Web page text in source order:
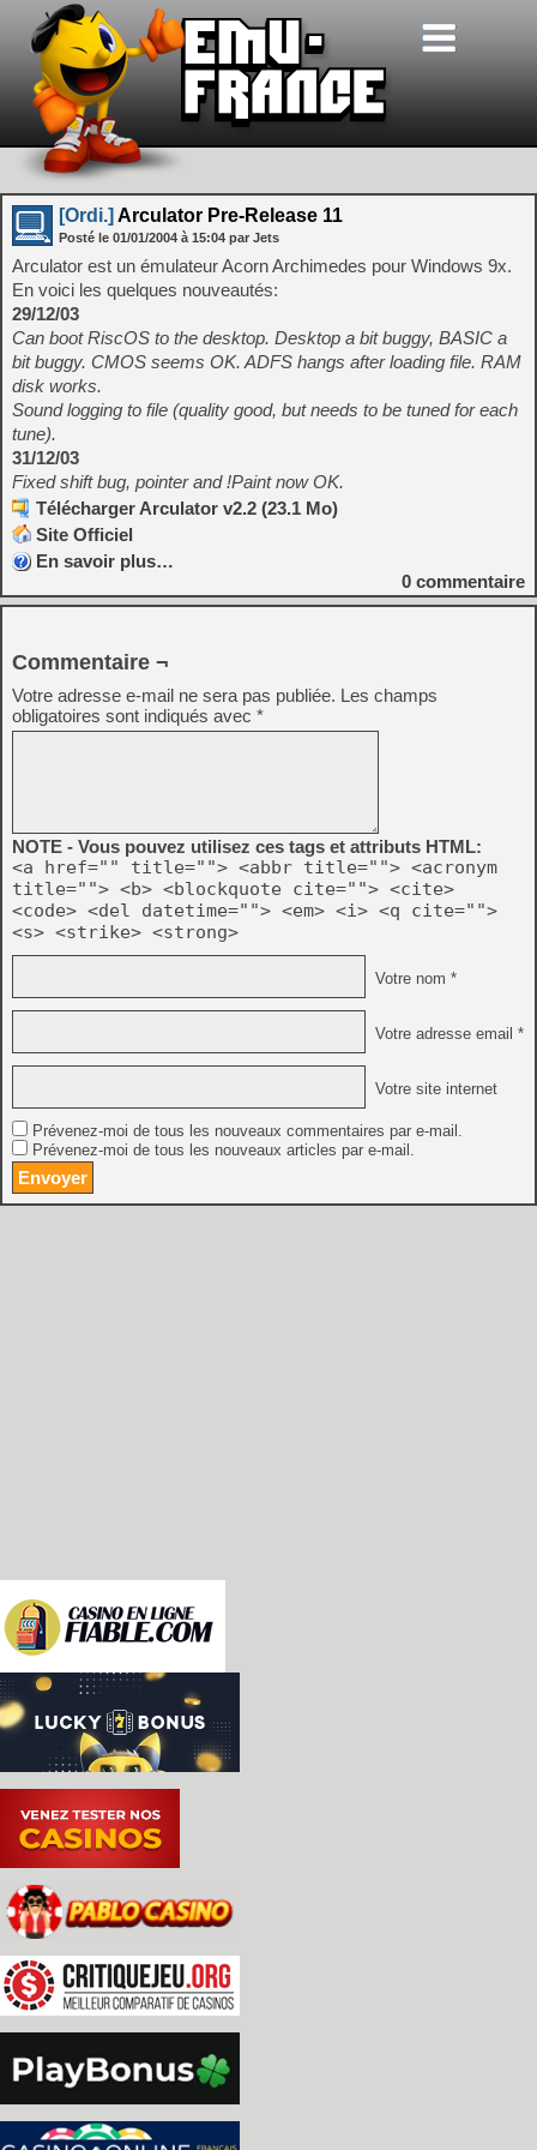
[Ordi.] Arculator Pre-Release 11
Posté le 01/01/2004 à 15:04 par Jets
Arculator est un émulateur Acorn Archimedes pour Windows 9x.
En voici les quelques nouveautés:
29/12/03
Can boot RiscOS to the desktop. Desktop a bit buggy, BASIC a
bit buggy. CMOS seems OK. ADFS hangs after loading file. RAM
disk works.
Sound logging to file (quality good, but needs to be tuned for each
tune).
31/12/03
Fixed shift bug, pointer and !Paint now OK.
Télécharger Arculator v2.2 (23.1 Mo)
Site Officiel
En savoir plus…
0 commentaire
Commentaire ¬
Votre adresse e-mail ne sera pas publiée. Les champs
obligatoires sont indiqués avec *
NOTE - Vous pouvez utilisez ces tags et attributs HTML:
<a href="" title=""> <abbr title=""> <acronym
title=""> <b> <blockquote cite=""> <cite>
<code> <del datetime=""> <em> <i> <q cite="">
<s> <strike> <strong>
Votre nom *
Votre adresse email *
Votre site internet
Prévenez-moi de tous les nouveaux commentaires par e-mail.
Prévenez-moi de tous les nouveaux articles par e-mail.